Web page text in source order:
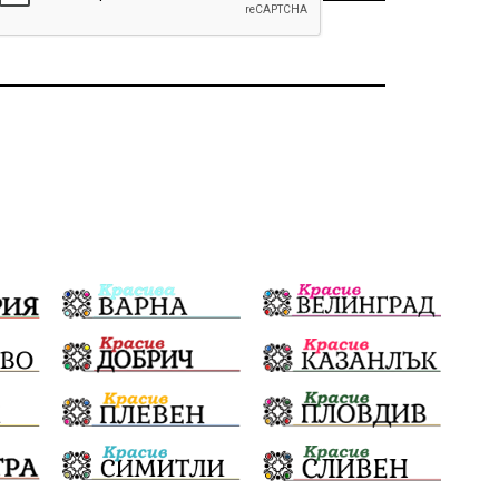
Солницата край Провадия
ли се за кампания? Екология
кътче Сметище
акция
НК „Светослав Обретенов“